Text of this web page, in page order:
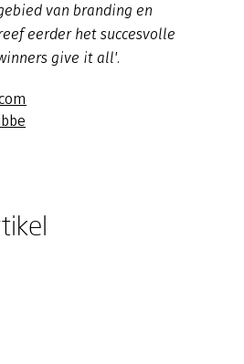
van branding en
eerder het succesvolle
give it all'.